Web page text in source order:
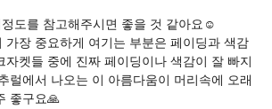
도를 참고해주시면 좋을 것 같아요☺️
가장 중요하게 여기는 부분은 페이딩과 색감
자켓들 중에 진짜 페이딩이나 색감이 잘 빠지
럴에서 나오는 이 아름다움이 머리속에 오래
좋구요🙏